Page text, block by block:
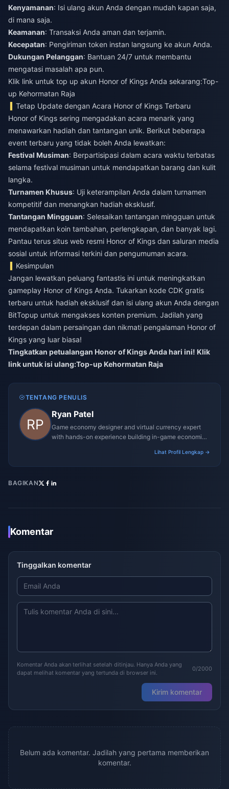
Kenyamanan: Isi ulang akun Anda dengan mudah kapan saja,
di mana saja.
Keamanan: Transaksi Anda aman dan terjamin.
Kecepatan: Pengiriman token instan langsung ke akun Anda.
Dukungan Pelanggan: Bantuan 24/7 untuk membantu
mengatasi masalah apa pun.
Klik link untuk top up akun Honor of Kings Anda sekarang:Top-
up Kehormatan Raja
Tetap Update dengan Acara Honor of Kings Terbaru
Honor of Kings sering mengadakan acara menarik yang
menawarkan hadiah dan tantangan unik. Berikut beberapa
event terbaru yang tidak boleh Anda lewatkan:
Festival Musiman: Berpartisipasi dalam acara waktu terbatas
selama festival musiman untuk mendapatkan barang dan kulit
langka.
Turnamen Khusus: Uji keterampilan Anda dalam turnamen
kompetitif dan menangkan hadiah eksklusif.
Tantangan Mingguan: Selesaikan tantangan mingguan untuk
mendapatkan koin tambahan, perlengkapan, dan banyak lagi.
Pantau terus situs web resmi Honor of Kings dan saluran media
sosial untuk informasi terkini dan pengumuman acara.
Kesimpulan
Jangan lewatkan peluang fantastis ini untuk meningkatkan
gameplay Honor of Kings Anda. Tukarkan kode CDK gratis
terbaru untuk hadiah eksklusif dan isi ulang akun Anda dengan
BitTopup untuk mengakses konten premium. Jadilah yang
terdepan dalam persaingan dan nikmati pengalaman Honor of
Kings yang luar biasa!
Tingkatkan petualangan Honor of Kings Anda hari ini! Klik
link untuk isi ulang:Top-up Kehormatan Raja
TENTANG PENULIS
Ryan Patel
Game economy designer and virtual currency expert
with hands-on experience building in-game economies
Lihat Profil Lengkap →
BAGIKAN
Komentar
Tinggalkan komentar
Komentar Anda akan terlihat setelah ditinjau. Hanya Anda yang
dapat melihat komentar yang tertunda di browser ini.
0/2000
Kirim komentar
Belum ada komentar. Jadilah yang pertama memberikan
komentar.